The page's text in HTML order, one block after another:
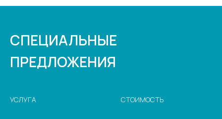
СПЕЦИАЛЬНЫЕ
ПРЕДЛОЖЕНИЯ
УСЛУГА СТОИМОСТЬ